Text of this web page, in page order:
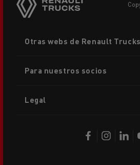
menu
Otras webs de Renault Trucks
Para nuestros socios
Legal